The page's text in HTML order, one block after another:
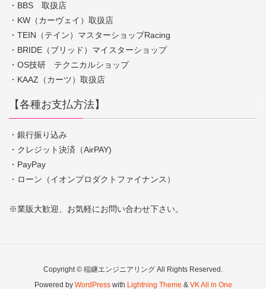
・BBS 取扱店
・KW（カーヴェイ）取扱店
・TEIN（テイン）マスターショップRacing
・BRIDE（ブリッド）マイスターショップ
・OS技研 テクニカルショップ
・KAAZ（カーツ）取扱店
【各種お支払方法】
・銀行振り込み
・クレジット決済（AirPAY)
・PayPay
・ローン（イオンプロダクトファイナンス）
※業販大歓迎、お気軽にお問い合わせ下さい。
Copyright © 稲継エンジニアリング All Rights Reserved.
Powered by WordPresswith Lightning Theme & VK All in One